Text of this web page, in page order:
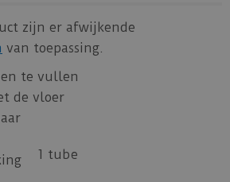
zijn er afwijkende
van toepassing.
te vullen
de vloer
1 tube